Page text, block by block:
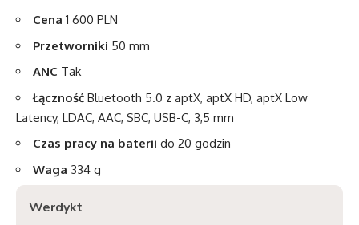
Cena 1 600 PLN
Przetworniki 50 mm
ANC Tak
Łączność Bluetooth 5.0 z aptX, aptX HD, aptX Low
Latency, LDAC, AAC, SBC, USB-C, 3,5 mm
Czas pracy na baterii do 20 godzin
Waga 334 g
Werdykt